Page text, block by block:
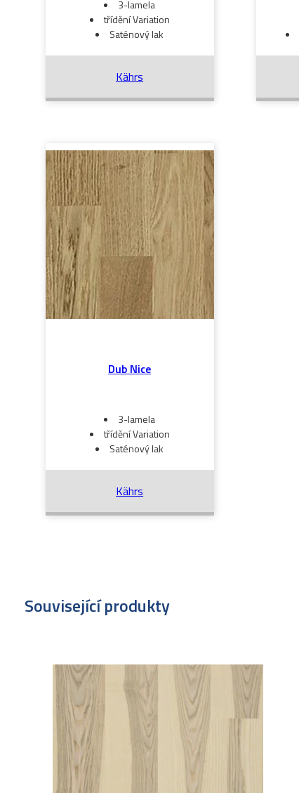
3-lamela
třídění Variation
Saténový lak
Kährs
Dub Nice
3-lamela
třídění Variation
Saténový lak
Kährs
Související produkty